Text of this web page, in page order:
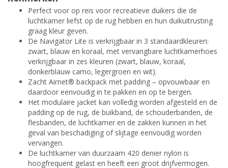
Perfect voor op reis voor recreatieve duikers die de
luchtkamer liefst op de rug hebben en hun duikuitrusting
graag kleur geven.
De Navigator Lite is verkrijgbaar in 3 standaardkleuren:
zwart, blauw en koraal, met vervangbare luchtkamerhoes
verkrijgbaar in zes kleuren (zwart, blauw, koraal,
donkerblauw camo, legergroen en wit).
Zacht Airnet® backpack met padding – opvouwbaar en
daardoor eenvoudig in te pakken en op te bergen.
Het modulaire jacket kan volledig worden afgesteld en de
padding op de rug, de buikband, de schouderbanden, de
flesbanden, de luchtkamer en de zakken kunnen in het
geval van beschadiging of slijtage eenvoudig worden
vervangen.
De luchtkamer van duurzaam 420 denier nylon is
hoogfrequent gelast en heeft een groot drijfvermogen.